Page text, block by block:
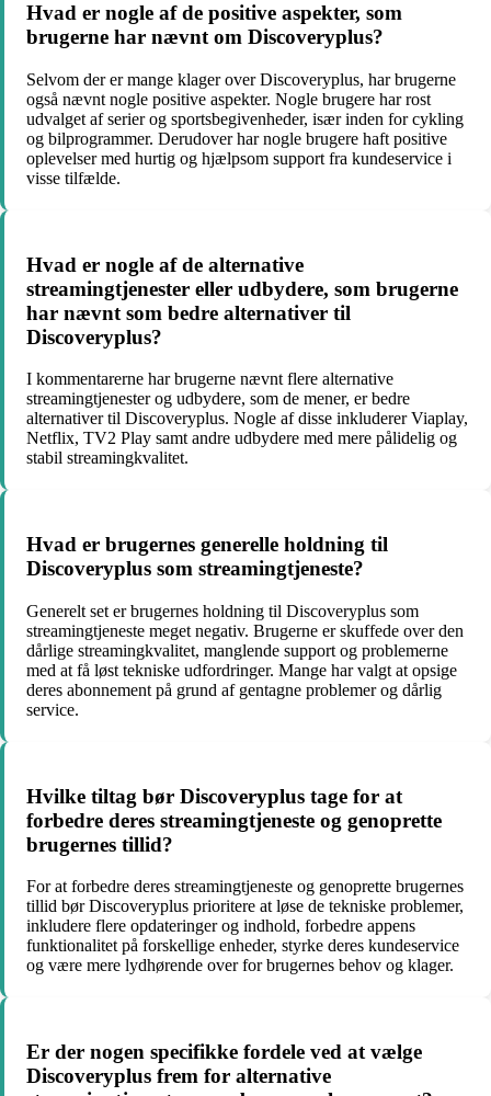
Hvad er nogle af de positive aspekter, som
brugerne har nævnt om Discoveryplus?
Selvom der er mange klager over Discoveryplus, har brugerne
også nævnt nogle positive aspekter. Nogle brugere har rost
udvalget af serier og sportsbegivenheder, især inden for cykling
og bilprogrammer. Derudover har nogle brugere haft positive
oplevelser med hurtig og hjælpsom support fra kundeservice i
visse tilfælde.
Hvad er nogle af de alternative
streamingtjenester eller udbydere, som brugerne
har nævnt som bedre alternativer til
Discoveryplus?
I kommentarerne har brugerne nævnt flere alternative
streamingtjenester og udbydere, som de mener, er bedre
alternativer til Discoveryplus. Nogle af disse inkluderer Viaplay,
Netflix, TV2 Play samt andre udbydere med mere pålidelig og
stabil streamingkvalitet.
Hvad er brugernes generelle holdning til
Discoveryplus som streamingtjeneste?
Generelt set er brugernes holdning til Discoveryplus som
streamingtjeneste meget negativ. Brugerne er skuffede over den
dårlige streamingkvalitet, manglende support og problemerne
med at få løst tekniske udfordringer. Mange har valgt at opsige
deres abonnement på grund af gentagne problemer og dårlig
service.
Hvilke tiltag bør Discoveryplus tage for at
forbedre deres streamingtjeneste og genoprette
brugernes tillid?
For at forbedre deres streamingtjeneste og genoprette brugernes
tillid bør Discoveryplus prioritere at løse de tekniske problemer,
inkludere flere opdateringer og indhold, forbedre appens
funktionalitet på forskellige enheder, styrke deres kundeservice
og være mere lydhørende over for brugernes behov og klager.
Er der nogen specifikke fordele ved at vælge
Discoveryplus frem for alternative